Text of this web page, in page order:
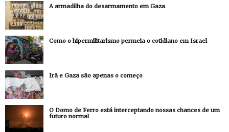
A armadilha do desarmamento em Gaza
Como o hipermilitarismo permeia o cotidiano em Israel
Irã e Gaza são apenas o começo
O Domo de Ferro está interceptando nossas chances de um
futuro normal